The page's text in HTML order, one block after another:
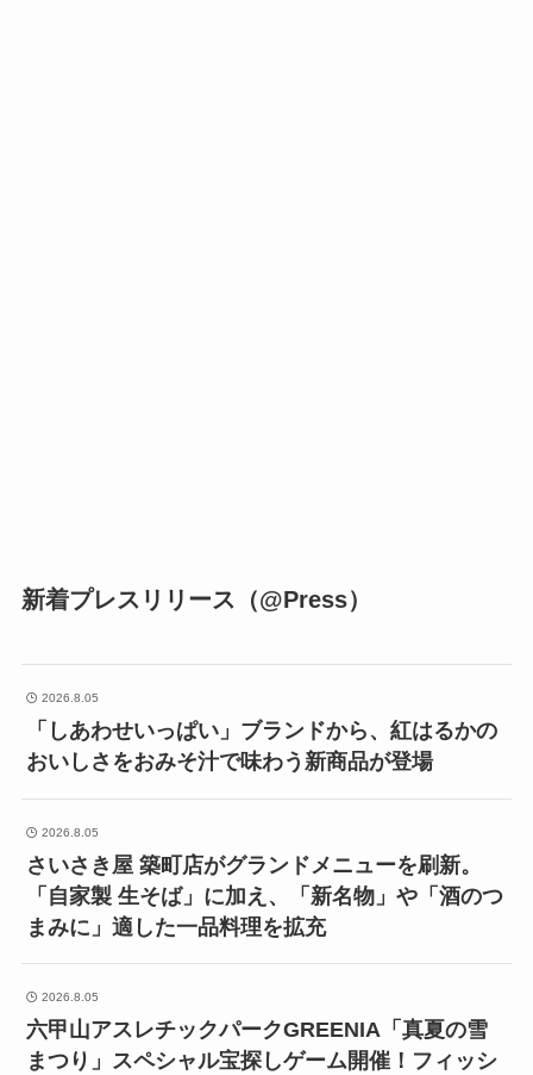
新着プレスリリース（@Press）
2026.8.05
「しあわせいっぱい」ブランドから、紅はるかの
おいしさをおみそ汁で味わう新商品が登場
2026.8.05
さいさき屋 築町店がグランドメニューを刷新。
「自家製 生そば」に加え、「新名物」や「酒のつ
まみに」適した一品料理を拡充
2026.8.05
六甲山アスレチックパークGREENIA「真夏の雪
まつり」スペシャル宝探しゲーム開催！フィッシ